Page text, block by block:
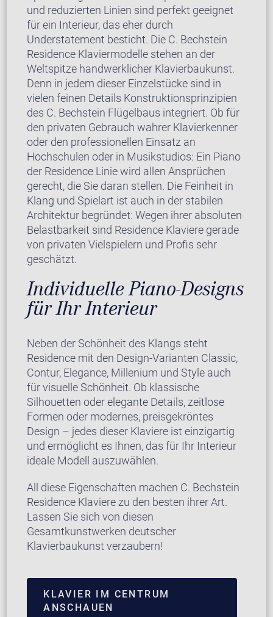
und reduzierten Linien sind perfekt geeignet
für ein Interieur, das eher durch
Understatement besticht. Die C. Bechstein
Residence Klaviermodelle stehen an der
Weltspitze handwerklicher Klavierbaukunst.
Denn in jedem dieser Einzelstücke sind in
vielen feinen Details Konstruktionsprinzipien
des C. Bechstein Flügelbaus integriert. Ob für
den privaten Gebrauch wahrer Klavierkenner
oder den professionellen Einsatz an
Hochschulen oder in Musikstudios: Ein Piano
der Residence Linie wird allen Ansprüchen
gerecht, die Sie daran stellen. Die Feinheit in
Klang und Spielart ist auch in der stabilen
Architektur begründet: Wegen ihrer absoluten
Belastbarkeit sind Residence Klaviere gerade
von privaten Vielspielern und Profis sehr
geschätzt.
Individuelle Piano-Designs
für Ihr Interieur
Neben der Schönheit des Klangs steht
Residence mit den Design-Varianten Classic,
Contur, Elegance, Millenium und Style auch
für visuelle Schönheit. Ob klassische
Silhouetten oder elegante Details, zeitlose
Formen oder modernes, preisgekröntes
Design – jedes dieser Klaviere ist einzigartig
und ermöglicht es Ihnen, das für Ihr Interieur
ideale Modell auszuwählen.
All diese Eigenschaften machen C. Bechstein
Residence Klaviere zu den besten ihrer Art.
Lassen Sie sich von diesen
Gesamtkunstwerken deutscher
Klavierbaukunst verzaubern!
KLAVIER IM CENTRUM
ANSCHAUEN